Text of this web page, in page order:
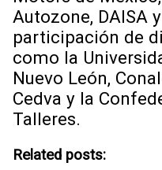
Autozone, DAISA
participación de
como la
Nuevo León,
Cedva y la
Talleres.
Related posts: